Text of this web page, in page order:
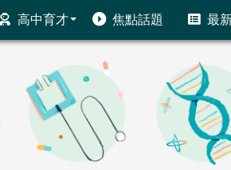
高中育才 焦點話題 最